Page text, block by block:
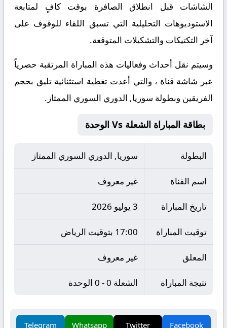
الشاشات قبل انطلاق الصافرة بوقت كافٍ لمتابعة
الاستوديوهات التحليلية التي تسبق اللقاء للوقوف على
آخر التكتيكات والتشكيلات المتوقعة.
​وسيتم نقل أحداث وفعاليات هذه المباراة المرتقبة حصرياً
عبر شاشة قناة ، والتي أعدت تغطية استثنائية تليق بحجم
الفريقين وبطولة سوريا, الدوري السوري الممتاز.
بطاقة المباراة الشعلة Vs الوحدة
البطولة سوريا, الدوري السوري الممتاز
اسم القناة غير معروف
تاريخ المباراة 3 يوليو 2026
توقيت المباراة 17:00 بتوقيت الرياض
المعلق غير معروف
نتيجة المباراة الشعلة 0 - 0 الوحدة
Facebook
Twitter
Whatsapp
Telegram